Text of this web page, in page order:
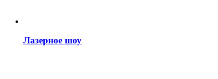
Лазерное шоу